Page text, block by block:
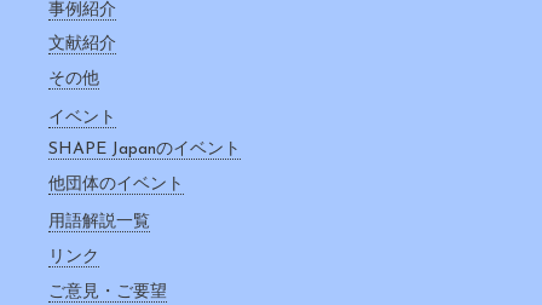
事例紹介
文献紹介
その他
イベント
SHAPE Japanのイベント
他団体のイベント
用語解説一覧
リンク
ご意見・ご要望